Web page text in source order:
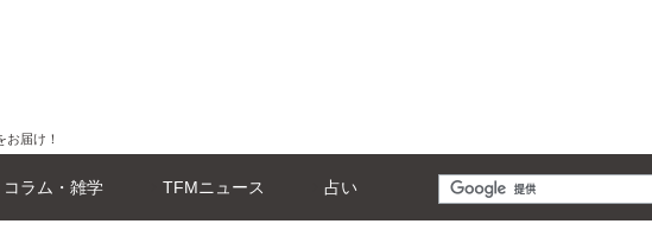
届け！
コラム・雑学 TFMニュース 占い